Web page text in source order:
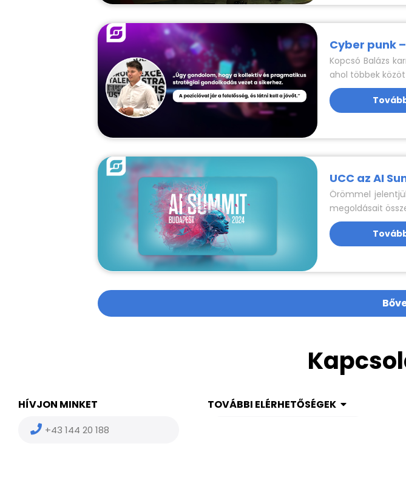
Cyber punk
Kopcsó Balázs
ahol többek
UCC az AI
Örömmel
megoldásait
HÍVJON MINKET
+43 144 20 188
TOVÁBBI ELÉRHETŐSÉGEK